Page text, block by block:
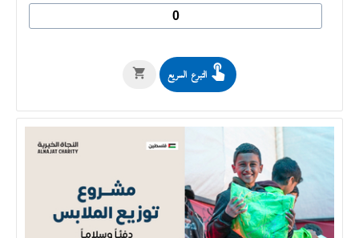
التبرع السريع